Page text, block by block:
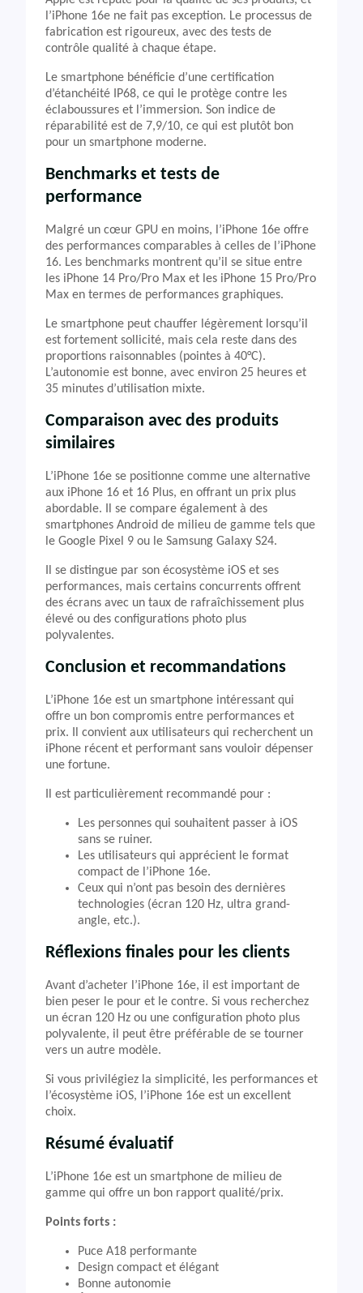
l’iPhone 16e ne fait pas exception. Le processus de
fabrication est rigoureux, avec des tests de
contrôle qualité à chaque étape.
Le smartphone bénéficie d’une certification
d’étanchéité IP68, ce qui le protège contre les
éclaboussures et l’immersion. Son indice de
réparabilité est de 7,9/10, ce qui est plutôt bon
pour un smartphone moderne.
Benchmarks et tests de
performance
Malgré un cœur GPU en moins, l’iPhone 16e offre
des performances comparables à celles de l’iPhone
16. Les benchmarks montrent qu’il se situe entre
les iPhone 14 Pro/Pro Max et les iPhone 15 Pro/Pro
Max en termes de performances graphiques.
Le smartphone peut chauffer légèrement lorsqu’il
est fortement sollicité, mais cela reste dans des
proportions raisonnables (pointes à 40°C).
L’autonomie est bonne, avec environ 25 heures et
35 minutes d’utilisation mixte.
Comparaison avec des produits
similaires
L’iPhone 16e se positionne comme une alternative
aux iPhone 16 et 16 Plus, en offrant un prix plus
abordable. Il se compare également à des
smartphones Android de milieu de gamme tels que
le Google Pixel 9 ou le Samsung Galaxy S24.
Il se distingue par son écosystème iOS et ses
performances, mais certains concurrents offrent
des écrans avec un taux de rafraîchissement plus
élevé ou des configurations photo plus
polyvalentes.
Conclusion et recommandations
L’iPhone 16e est un smartphone intéressant qui
offre un bon compromis entre performances et
prix. Il convient aux utilisateurs qui recherchent un
iPhone récent et performant sans vouloir dépenser
une fortune.
Il est particulièrement recommandé pour :
Les personnes qui souhaitent passer à iOS
sans se ruiner.
Les utilisateurs qui apprécient le format
compact de l’iPhone 16e.
Ceux qui n’ont pas besoin des dernières
technologies (écran 120 Hz, ultra grand-
angle, etc.).
Réflexions finales pour les clients
Avant d’acheter l’iPhone 16e, il est important de
bien peser le pour et le contre. Si vous recherchez
un écran 120 Hz ou une configuration photo plus
polyvalente, il peut être préférable de se tourner
vers un autre modèle.
Si vous privilégiez la simplicité, les performances et
l’écosystème iOS, l’iPhone 16e est un excellent
choix.
Résumé évaluatif
L’iPhone 16e est un smartphone de milieu de
gamme qui offre un bon rapport qualité/prix.
Points forts :
Puce A18 performante
Design compact et élégant
Bonne autonomie